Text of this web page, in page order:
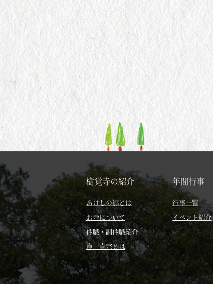
樹覚寺の紹介
あけしの郷とは
お寺について
住職・副住職紹介
浄土真宗とは
年間行事
行事一覧
イベント紹介